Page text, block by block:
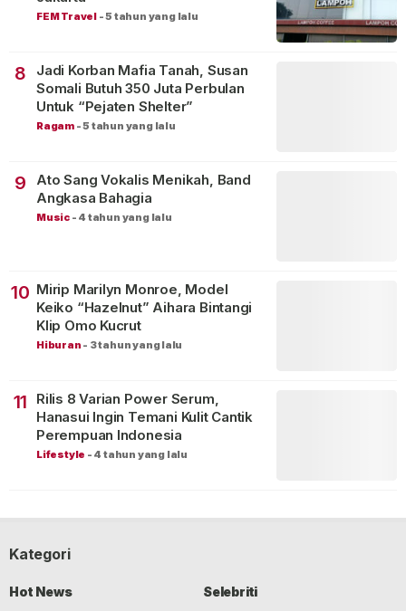
FEM Travel -5 tahun yang lalu
8
Jadi Korban Mafia Tanah, Susan
Somali Butuh 350 Juta Perbulan
Untuk “Pejaten Shelter”
Ragam -5 tahun yang lalu
9
Ato Sang Vokalis Menikah, Band
Angkasa Bahagia
Music - 4 tahun yang lalu
10 Mirip Marilyn Monroe, Model
Keiko “Hazelnut” Aihara Bintangi
Klip Omo Kucrut
Hiburan - 3 tahun yang lalu
11
Rilis 8 Varian Power Serum,
Hanasui Ingin Temani Kulit Cantik
Perempuan Indonesia
Lifestyle - 4 tahun yang lalu
Kategori
Hot News
Selebriti